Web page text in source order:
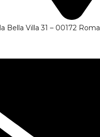
Bella Villa 31 – 00172 Roma